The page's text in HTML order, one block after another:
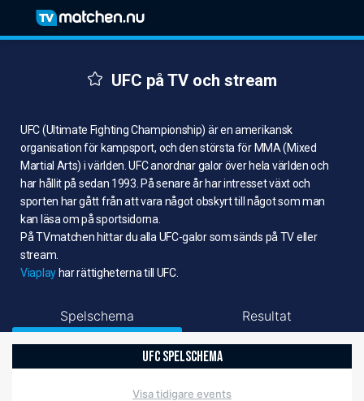
UFC på TV och stream
UFC (Ultimate Fighting Championship) är en amerikansk
organisation för kampsport, och den största för MMA (Mixed
Martial Arts) i världen. UFC anordnar galor över hela världen och
har hållit på sedan 1993. På senare år har intresset växt och
sporten har gått från att vara något obskyrt till något som man
kan läsa om på sportsidorna.
På TVmatchen hittar du alla UFC-galor som sänds på TV eller
stream.
Viaplayhar rättigheterna till UFC.
Spelschema Resultat
UFC SPELSCHEMA
Visa tidigare events